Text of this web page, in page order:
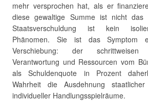
mehr versprochen hat, als er
diese gewaltige Summe ist nicht das
Staatsverschuldung ist kein
Phänomen. Sie ist das Symptom
Verschiebung: der
Verantwortung und Ressourcen vom
als Schuldenquote in Prozent
Wahrheit die Ausdehnung
individueller Handlungsspielräume.